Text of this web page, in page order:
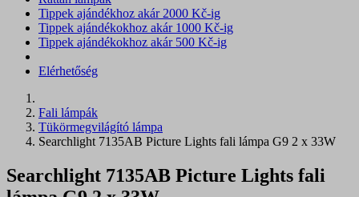
Tippek ajándékhoz akár 2000 Kč-ig
Tippek ajándékokhoz akár 1000 Kč-ig
Tippek ajándékokhoz akár 500 Kč-ig
Elérhetőség
Fali lámpák
Tükörmegvilágító lámpa
Searchlight 7135AB Picture Lights fali lámpa G9 2 x 33W
Searchlight 7135AB Picture Lights fali